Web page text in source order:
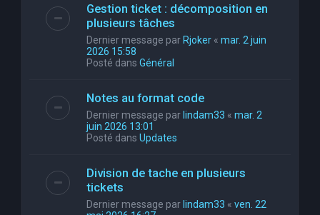
Gestion ticket : décomposition en
plusieurs tâches
Dernier message parRjoker « mar. 2 juin
2026 15:58
Posté dans Général
Notes au format code
Dernier message parlindam33 « mar. 2
juin 2026 13:01
Posté dans Updates
Division de tache en plusieurs
tickets
Dernier message parlindam33 « ven. 22